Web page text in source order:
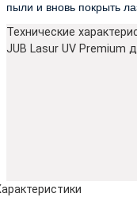
пыли и вновь покрыть
Технические
JUB Lasur UV Premium